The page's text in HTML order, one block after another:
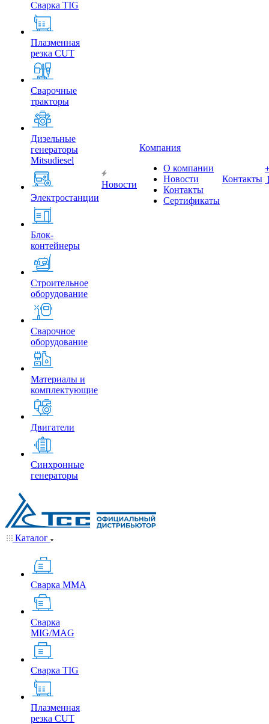
Сварка TIG
Плазменная
резка CUT
Сварочные
тракторы
Дизельные
генераторы
Mitsudiesel
Электростанции
Блок-
контейнеры
Строительное
оборудование
Сварочное
оборудование
Материалы и
комплектующие
Двигатели
Синхронные
генераторы
Новости
Компания
О компании
Новости
Контакты
Сертификаты
Контакты
Каталог
Сварка MMA
Сварка
MIG/MAG
Сварка TIG
Плазменная
резка CUT